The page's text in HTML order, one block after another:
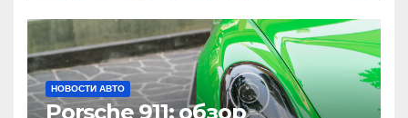
НОВОСТИ АВТО
Porsche 911: обзор